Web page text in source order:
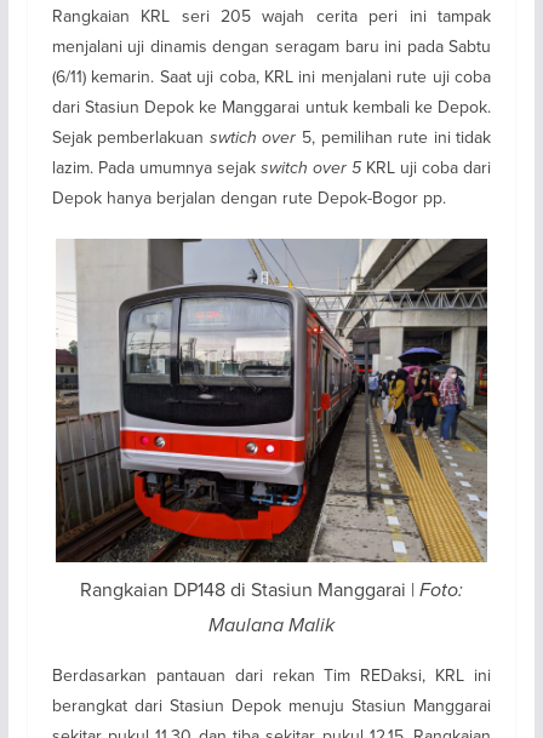
Rangkaian KRL seri 205 wajah cerita peri ini tampak
menjalani uji dinamis dengan seragam baru ini pada Sabtu
(6/11) kemarin. Saat uji coba, KRL ini menjalani rute uji coba
dari Stasiun Depok ke Manggarai untuk kembali ke Depok.
Sejak pemberlakuan swtich over 5, pemilihan rute ini tidak
lazim. Pada umumnya sejak switch over 5 KRL uji coba dari
Depok hanya berjalan dengan rute Depok-Bogor pp.
Rangkaian DP148 di Stasiun Manggarai | Foto:
Maulana Malik
Berdasarkan pantauan dari rekan Tim REDaksi, KRL ini
berangkat dari Stasiun Depok menuju Stasiun Manggarai